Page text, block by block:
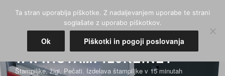
WWW.STAMPILJKE.NET
Štampiljke, žigi, Pečati. Izdelava štampiljke v 15 minutah
Ta stran uporablja piškotke. Z nadaljevanjem uporabe te strani
soglašate z uporabo piškotkov.
Ok Piškotki in pogoji poslovanja